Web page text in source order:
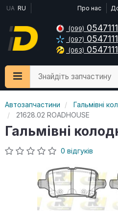
UA RU Про нас
(099) 0547111
(097) 0547111
(063) 0547111
Знайдіть запчастину
Автозапчастини
Гальмівні
21628.02 ROADHOUSE
Гальмівні
0 відгуків